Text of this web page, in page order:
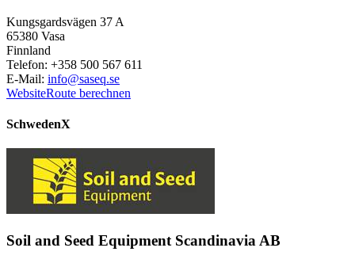
Kungsgardsvägen 37 A
65380 Vasa
Finnland
Telefon: +358 500 567 611
E-Mail: info@saseq.se
WebsiteRoute berechnen
SchwedenX
Soil and Seed Equipment Scandinavia AB